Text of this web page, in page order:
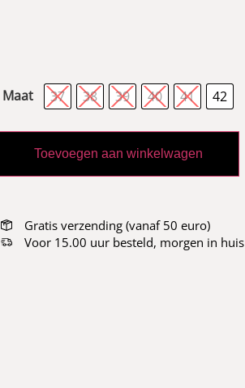
Maat 37 38 39 40 41 42
Toevoegen aan winkelwagen
Gratis verzending (vanaf 50 euro)
Voor 15.00 uur besteld, morgen in huis